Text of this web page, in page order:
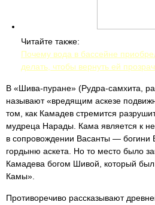
Читайте также:
Почему вода в бассейне
делать, чтобы вернуть ей
В «Шива-пуране» (Рудра-самхита,
называют «вредящим аскезе
том, как Камадев стремится
мудреца Нарады. Кама является к
в сопровождении Васанты — богини
гордыню аскета. Но то место было
Камадева богом Шивой, который
Камы».
Противоречиво рассказывают